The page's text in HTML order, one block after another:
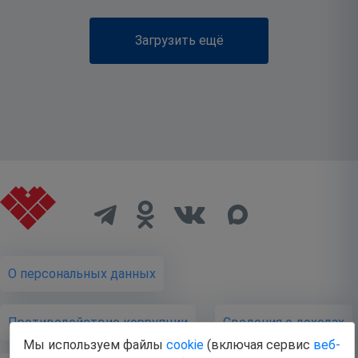
Загрузить ещё
О персональных данных
Противодействие коррупции
Cведения о доходах
Мы используем файлыcookie (включая сервис веб-